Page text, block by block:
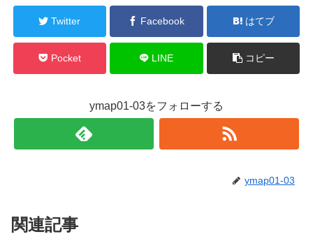
Twitter Facebook はてブ
Pocket LINE コピー
ymap01-03をフォローする
ymap01-03
関連記事